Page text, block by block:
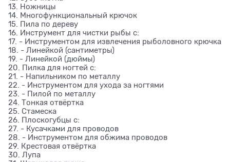
13. Ножницы
14. Многофункциональный крючок
15. Пила по дереву
16. Инструмент для чистки рыбы с:
17. - Инструментом для извлечения рыболовного крючка
18. - Линейкой (сантиметры)
19. - Линейкой (дюймы)
20. Пилка для ногтей с:
21. - Напильником по металлу
22. - Инструментом для ухода за ногтями
23. - Пилой по металлу
24. Тонкая отвёртка
25. Стамеска
26. Плоскогубцы с:
27. - Кусачками для проводов
28. - Инструментом для обжима проводов
29. Крестовая отвёртка
30. Лупа